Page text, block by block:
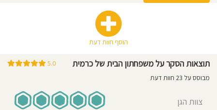
ויוצאת דופן! עוטפת באהבה, מחבקת
ומלמדת את הילדים באהבה גדולה.
תמיד מדברת איתם בגובה העיניים,
משקיעה בהם ומתייחסת אליהם כמו בני
בית. מקנה להם בטחון ומחזקת איפה
שצריך, תמיד ברגישות ובחכמה. תמיד
דבר. נותנת תשומת לב ויחס אישי לכל
ילד ולכל הורה (: הבית תמיד נקי, האוכל
הוסף חוות דעת
תוצאות הסקר על משפחתון הבית של כרמית
מבוסס על 23 חוות דעת
5.0
צוות הגן